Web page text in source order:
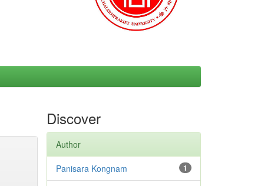
Discover
Author
1
Panisara Kongnam